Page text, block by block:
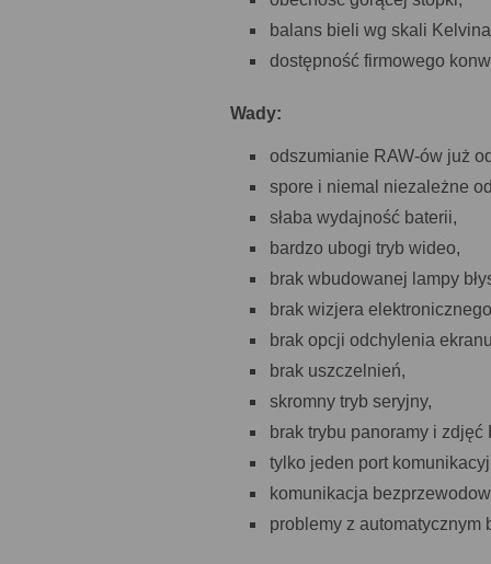
balans bieli wg skali
dostępność firmowego
Wady:
odszumianie RAW-ów już
spore i niemal niezależne
słaba wydajność baterii,
bardzo ubogi tryb wideo,
brak wbudowanej lampy
brak wizjera
brak opcji odchylenia
brak uszczelnień,
skromny tryb seryjny,
brak trybu panoramy i zdjęć
tylko jeden port
komunikacja
problemy z